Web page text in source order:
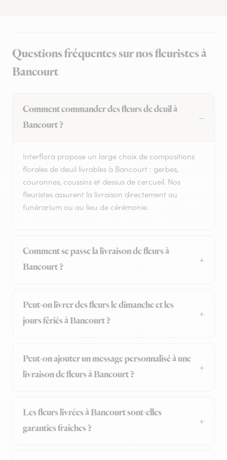
Questions fréquentes sur nos fleuristes à
Bancourt
Comment commander des fleurs de deuil à
Bancourt ?
Interflora propose un large choix de compositions
florales de deuil livrables à Bancourt : gerbes,
couronnes, coussins et dessus de cercueil. Nos
fleuristes assurent la livraison directement au
funérarium ou au lieu de cérémonie.
Comment se passe la livraison de fleurs à
Bancourt ?
Peut-on livrer des fleurs le dimanche et les
jours fériés à Bancourt ?
Peut-on ajouter un message personnalisé à une
livraison de fleurs à Bancourt ?
Les fleurs livrées à Bancourt sont-elles
garanties fraîches ?